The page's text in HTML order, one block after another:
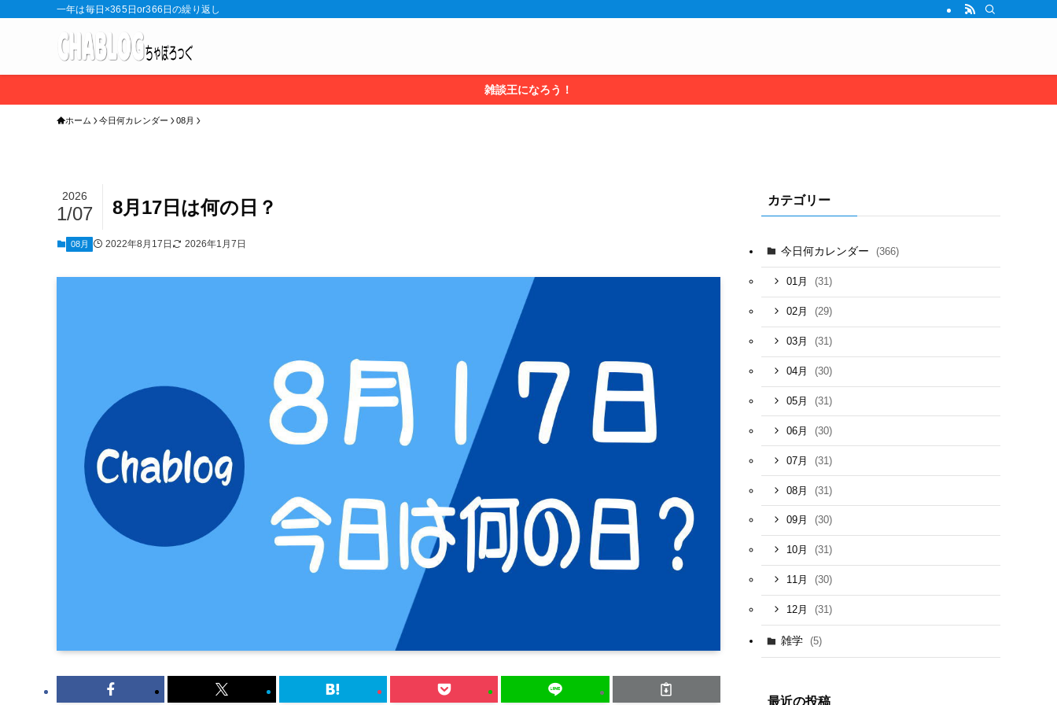
一年は毎日×365日or366日の繰り返し
雑談王になろう！
ホーム 今日何カレンダー 08月
8月17日は何の日？
2026
1/07
08月 2022年8月17日 2026年1月7日
カテゴリー
今日何カレンダー (366)
01月 (31)
02月 (29)
03月 (31)
04月 (30)
05月 (31)
06月 (30)
07月 (31)
08月 (31)
09月 (30)
10月 (31)
11月 (30)
12月 (31)
雑学 (5)
最近の投稿